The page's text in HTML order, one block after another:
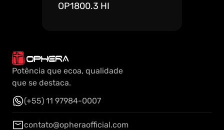
OP1800.3 HI
Potência que ecoa, qualidade
que se destaca.
(+55) 11 97984-0007
(+55) 11 97984-0007
contato@opheraofficial.com